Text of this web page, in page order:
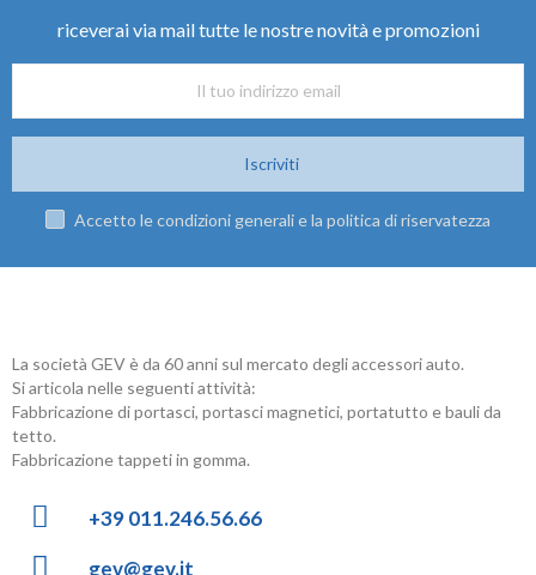
riceverai via mail tutte le nostre novità e promozioni
Iscriviti
Accetto le condizioni generali e la politica di riservatezza
La società GEV è da 60 anni sul mercato degli accessori auto.
Si articola nelle seguenti attività:
Fabbricazione di portasci, portasci magnetici, portatutto e bauli da
tetto.
Fabbricazione tappeti in gomma.
+39 011.246.56.66
gev@gev.it